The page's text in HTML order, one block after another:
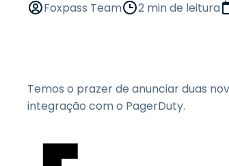
Foxpass Team 2 min de leitura
Temos o prazer de anunciar duas
integração com o PagerDuty.